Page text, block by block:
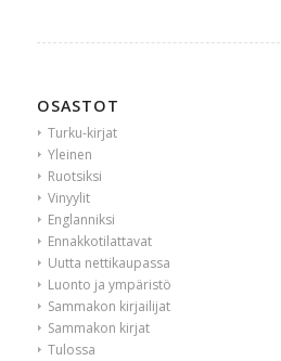
OSASTOT
Turku-kirjat
Yleinen
Ruotsiksi
Vinyylit
Englanniksi
Ennakkotilattavat
Uutta nettikaupassa
Luonto ja ympäristö
Sammakon kirjailijat
Sammakon kirjat
Tulossa